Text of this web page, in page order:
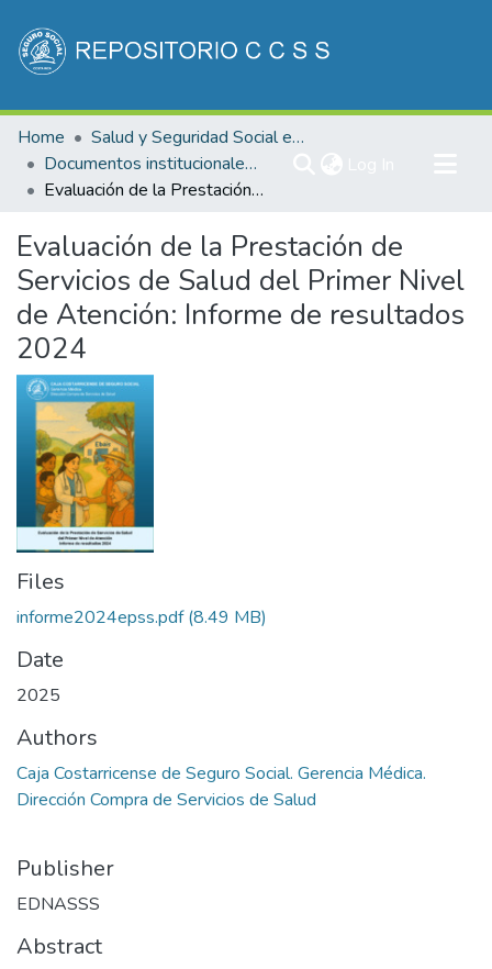
Communities & Collections
All of DSpace
Statistics
Home
Salud y Seguridad Social en Costa Rica
Documentos institucionales CCSS
Evaluación de la Prestación de Servicios de Salud del Primer Nivel de Atención: Informe de resultados 2024
Evaluación de la Prestación de
Servicios de Salud del Primer Nivel
de Atención: Informe de resultados
2024
Files
informe2024epss.pdf(8.49 MB)
Date
2025
Authors
Caja Costarricense de Seguro Social. Gerencia Médica.
Dirección Compra de Servicios de Salud
Publisher
EDNASSS
Abstract